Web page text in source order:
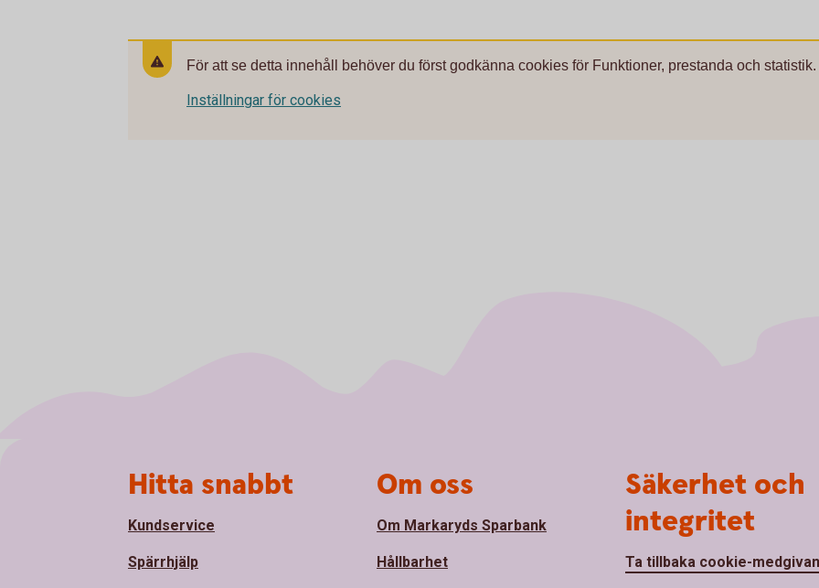
För att se detta innehåll behöver du först godkänna cookies för Funktioner, prestanda och statistik.
Inställningar för cookies
Hitta snabbt
Kundservice
Spärrhjälp
Om oss
Om Markaryds Sparbank
Hållbarhet
Säkerhet och
integritet
Ta tillbaka cookie-